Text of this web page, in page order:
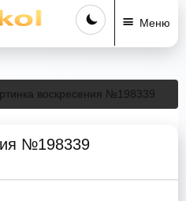
Меню
воскресения №198339
№198339